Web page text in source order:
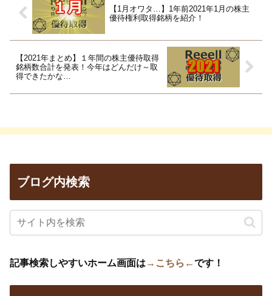
【1月オワタ…】1年前2021年1月の株主
優待権利取得銘柄を紹介！
【2021年まとめ】１年間の株主優待取得
銘柄数合計を発表！今年はどんだけ～取
得できたかな…
ブログ内検索
記事検索しやすいホーム画面は →こちら←です！